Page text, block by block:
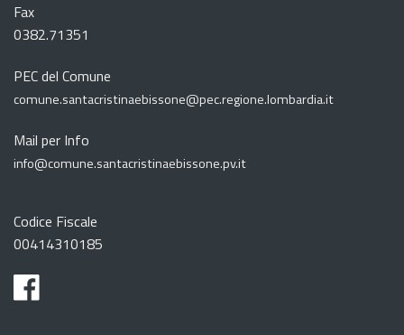
Fax
0382.71351
PEC del Comune
comune.santacristinaebissone@pec.regione.lombardia.it
Mail per Info
info@comune.santacristinaebissone.pv.it
Codice Fiscale
00414310185